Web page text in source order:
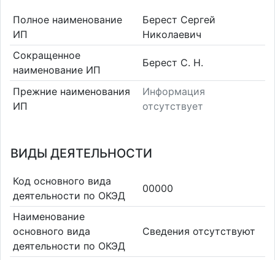
Полное наименование
ИП
Берест Сергей
Николаевич
Сокращенное
наименование ИП
Берест С. Н.
Прежние наименования
ИП
Информация
отсутствует
ВИДЫ ДЕЯТЕЛЬНОСТИ
Код основного вида
деятельности по ОКЭД
00000
Наименование
основного вида
деятельности по ОКЭД
Cведения отсутствуют